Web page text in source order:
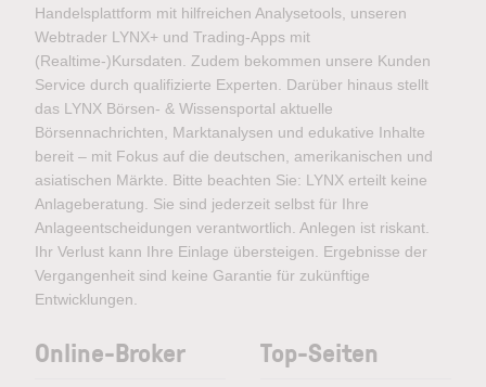
Handelsplattform mit hilfreichen Analysetools, unseren
Webtrader LYNX+ und Trading-Apps mit
(Realtime-)Kursdaten. Zudem bekommen unsere Kunden
Service durch qualifizierte Experten. Darüber hinaus stellt
das LYNX Börsen- & Wissensportal aktuelle
Börsennachrichten, Marktanalysen und edukative Inhalte
bereit – mit Fokus auf die deutschen, amerikanischen und
asiatischen Märkte. Bitte beachten Sie: LYNX erteilt keine
Anlageberatung. Sie sind jederzeit selbst für Ihre
Anlageentscheidungen verantwortlich. Anlegen ist riskant.
Ihr Verlust kann Ihre Einlage übersteigen. Ergebnisse der
Vergangenheit sind keine Garantie für zukünftige
Entwicklungen.
Online-Broker Top-Seiten